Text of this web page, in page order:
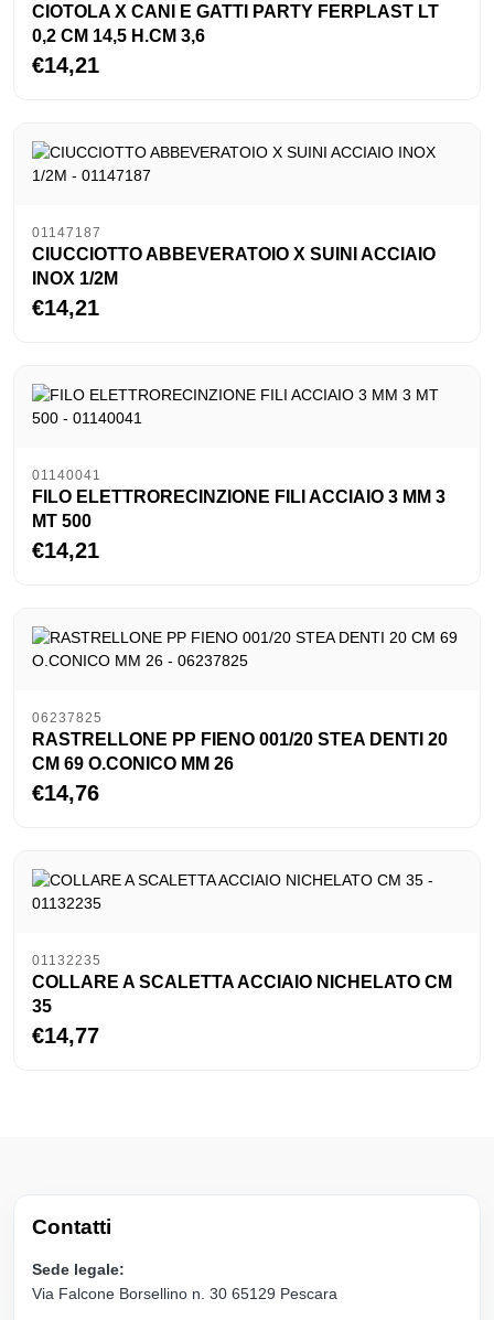
CIOTOLA X CANI E GATTI PARTY FERPLAST LT
0,2 CM 14,5 H.CM 3,6
€14,21
01147187
CIUCCIOTTO ABBEVERATOIO X SUINI ACCIAIO
INOX 1/2M
€14,21
01140041
FILO ELETTRORECINZIONE FILI ACCIAIO 3 MM 3
MT 500
€14,21
06237825
RASTRELLONE PP FIENO 001/20 STEA DENTI 20
CM 69 O.CONICO MM 26
€14,76
01132235
COLLARE A SCALETTA ACCIAIO NICHELATO CM
35
€14,77
Contatti
Sede legale:
Via Falcone Borsellino n. 30 65129 Pescara